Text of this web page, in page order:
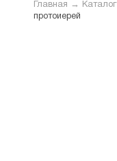
Главная → Каталог
протоиерей